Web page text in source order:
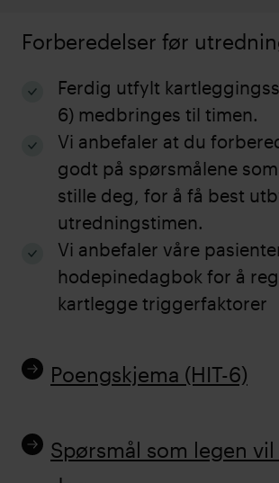
Forberedelser før
Ferdig utfylt
6) medbringes til timen.
Vi anbefaler at du
godt på spørsmålene
stille deg, for å få best
utredningstimen.
Vi anbefaler våre
hodepinedagbok for å
kartlegge triggerfaktorer
Poengskjema (HIT-6)
Spørsmål som legen